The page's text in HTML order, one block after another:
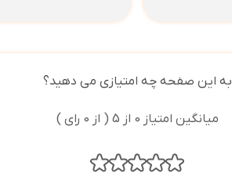
به این صفحه چه امتیازی می دهید؟
میانگین امتیاز 0 از 5 ( از 0 رای )